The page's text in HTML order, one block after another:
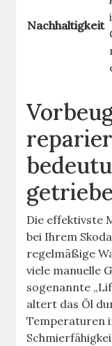
Nachhaltigkeit
Die effektivste
bei Ihrem
regelmäßige
viele manuelle
sogenannte
altert das Öl
Temperaturen